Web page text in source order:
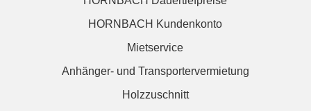
HORNBACH Kundenkonto
Mietservice
Anhänger- und Transportervermietung
Holzzuschnitt